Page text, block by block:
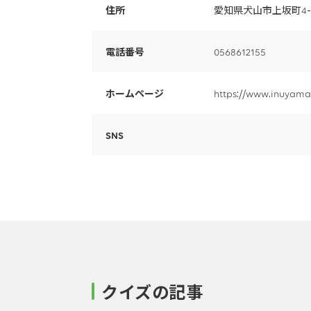
住所 愛知県犬山市上坂町
電話番号 0568612155
ホームページ https://
SNS
クイズの記事